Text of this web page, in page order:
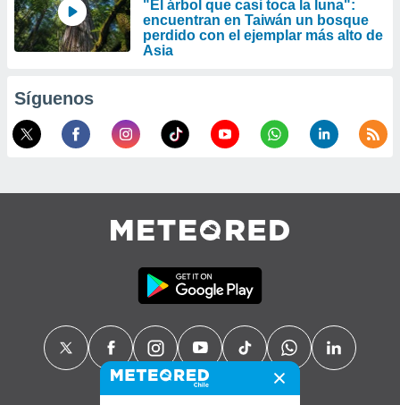
"El árbol que casi toca la luna":
encuentran en Taiwán un bosque
perdido con el ejemplar más alto de
Asia
Síguenos